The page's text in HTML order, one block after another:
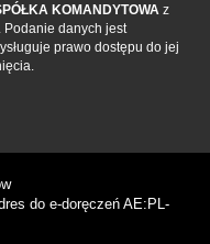
KOMANDYTOWA z
Podanie danych jest
prawo dostępu do jej
do e-doręczeń AE:PL-